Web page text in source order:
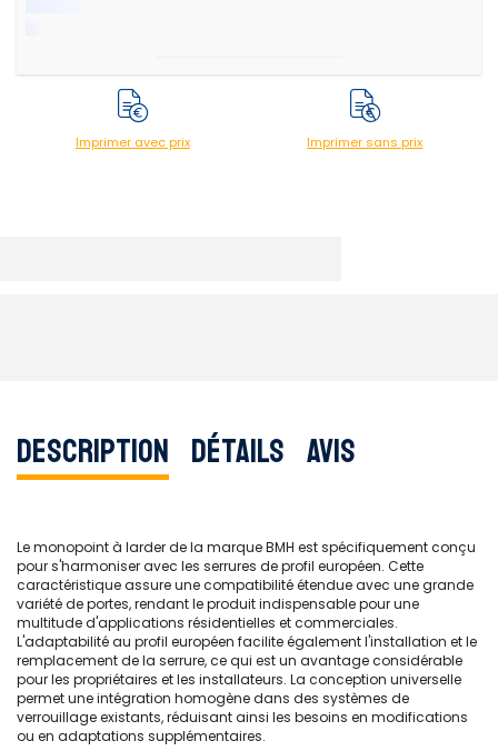
Imprimer avec prix Imprimer sans prix
Description Détails Avis
Le monopoint à larder de la marque BMH est spécifiquement conçu
pour s'harmoniser avec les serrures de profil européen. Cette
caractéristique assure une compatibilité étendue avec une grande
variété de portes, rendant le produit indispensable pour une
multitude d'applications résidentielles et commerciales.
L'adaptabilité au profil européen facilite également l'installation et le
remplacement de la serrure, ce qui est un avantage considérable
pour les propriétaires et les installateurs. La conception universelle
permet une intégration homogène dans des systèmes de
verrouillage existants, réduisant ainsi les besoins en modifications
ou en adaptations supplémentaires.